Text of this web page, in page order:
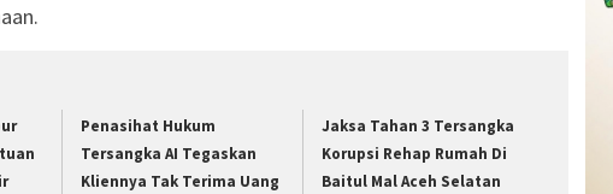
Penasihat Hukum
Tersangka AI Tegaskan
Kliennya Tak Terima Uang
Jaksa Tahan 3 Tersangka
Korupsi Rehap Rumah Di
Baitul Mal Aceh Selatan